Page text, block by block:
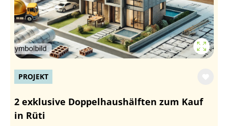
PROJEKT
2 exklusive Doppelhaushälften zum Kauf
in Rüti